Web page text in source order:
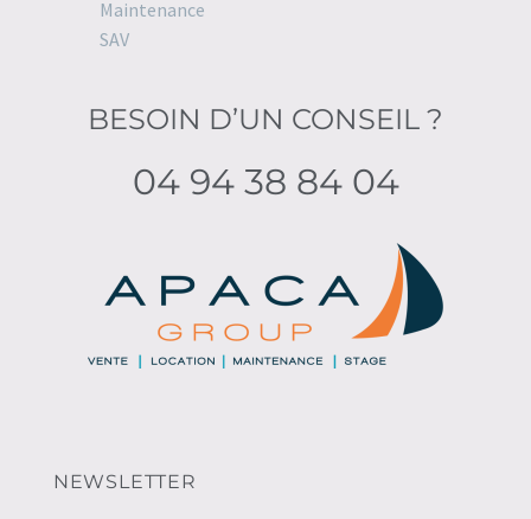
Maintenance
SAV
BESOIN D’UN CONSEIL ?
04 94 38 84 04
NEWSLETTER